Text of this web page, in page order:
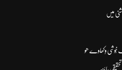
میں
جگ خُوشی وِکھاوے ھو